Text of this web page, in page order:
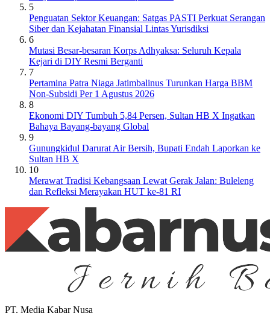
5
Penguatan Sektor Keuangan: Satgas PASTI Perkuat Serangan
Siber dan Kejahatan Finansial Lintas Yurisdiksi
6
Mutasi Besar-besaran Korps Adhyaksa: Seluruh Kepala
Kejari di DIY Resmi Berganti
7
Pertamina Patra Niaga Jatimbalinus Turunkan Harga BBM
Non-Subsidi Per 1 Agustus 2026
8
Ekonomi DIY Tumbuh 5,84 Persen, Sultan HB X Ingatkan
Bahaya Bayang-bayang Global
9
Gunungkidul Darurat Air Bersih, Bupati Endah Laporkan ke
Sultan HB X
10
Merawat Tradisi Kebangsaan Lewat Gerak Jalan: Buleleng
dan Refleksi Merayakan HUT ke-81 RI
PT. Media Kabar Nusa